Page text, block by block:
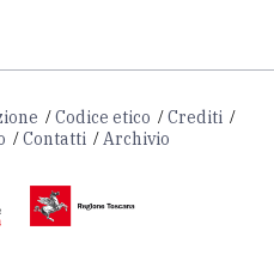
Codice etico
Crediti
Contatti Archivio